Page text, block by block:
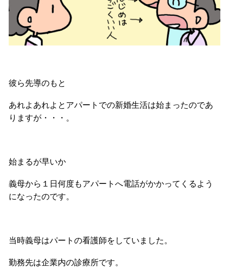
彼ら先導のもと
あれよあれよとアパートでの新婚生活は始まったのであ
りますが・・・。
始まるが早いか
義母から１日何度もアパートへ電話がかかってくるよう
になったのです。
当時義母はパートの看護師をしていました。
勤務先は企業内の診療所です。